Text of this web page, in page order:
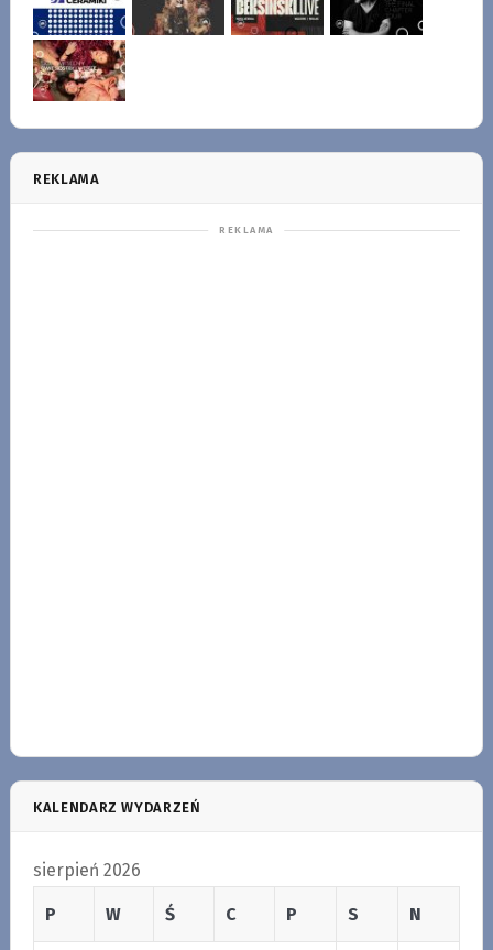
REKLAMA
KALENDARZ WYDARZEŃ
sierpień 2026
P W Ś C P S N